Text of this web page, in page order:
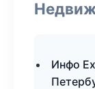
Инфо